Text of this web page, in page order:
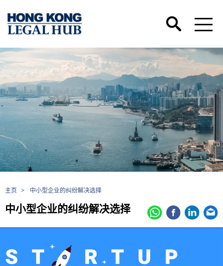
主页 > 中小型企业的纠纷解决选择
中小型企业的纠纷解决选择